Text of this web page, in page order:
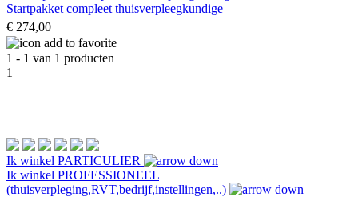
Startpakket compleet thuisverpleegkundige
€ 274,00
1 - 1 van 1 producten
1
Ik winkel PARTICULIER
Ik winkel PROFESSIONEEL
(thuisverpleging,RVT,bedrijf,instellingen,..)